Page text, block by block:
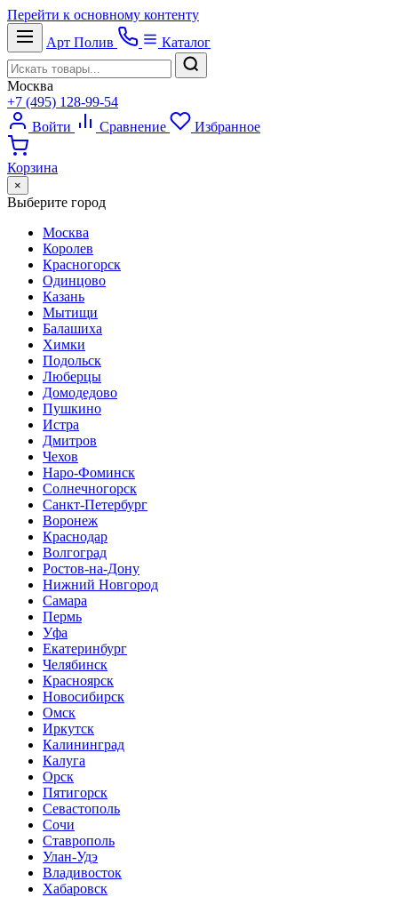
Перейти к основному контенту
Арт Полив Каталог
Москва
+7 (495) 128-99-54
Войти
Сравнение Избранное
Корзина
×
Выберите город
Москва
Королев
Красногорск
Одинцово
Казань
Мытищи
Балашиха
Химки
Подольск
Люберцы
Домодедово
Пушкино
Истра
Дмитров
Чехов
Наро-Фоминск
Солнечногорск
Санкт-Петербург
Воронеж
Краснодар
Волгоград
Ростов-на-Дону
Нижний Новгород
Самара
Пермь
Уфа
Екатеринбург
Челябинск
Красноярск
Новосибирск
Омск
Иркутск
Калининград
Калуга
Орск
Пятигорск
Севастополь
Сочи
Ставрополь
Улан-Удэ
Владивосток
Хабаровск